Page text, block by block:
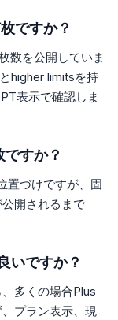
ですか？
数を公開していま
higher limitsを持
表示で確認しま
すか？
置づけですが、固
開されるまで
いですか？
多くの場合Plus
プラン表示、現